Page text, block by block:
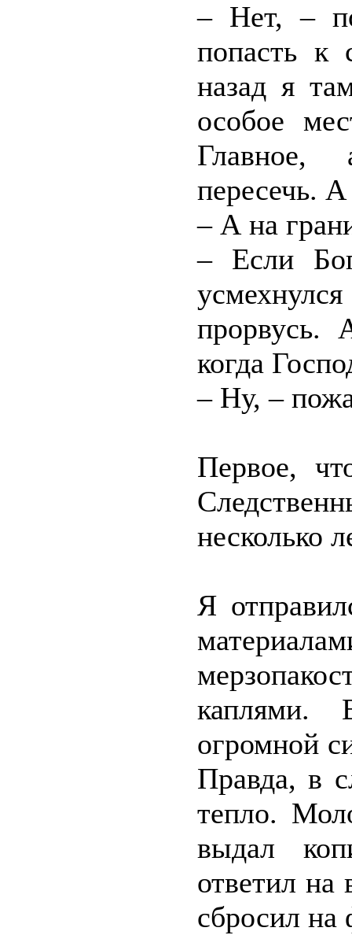
– Нет, –
попасть к
назад я
особое
Главное,
пересечь.
– А на
– Если
прорвусь.
когда
– Ну, –
Первое,
несколько
Я
каплями.
огромной
Правда, в
тепло.
выдал
ответил
сбросил на